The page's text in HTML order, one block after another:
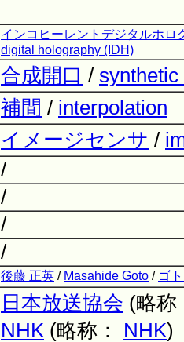
インコヒーレントデジタルホロ
digital holography (IDH)
合成開口 / synthetic
補間 / interpolation
イメージセンサ /
/
/
/
/
後藤 正英 / Masahide Goto / ゴ
日本放送協会 (略
NHK (略称： NHK)